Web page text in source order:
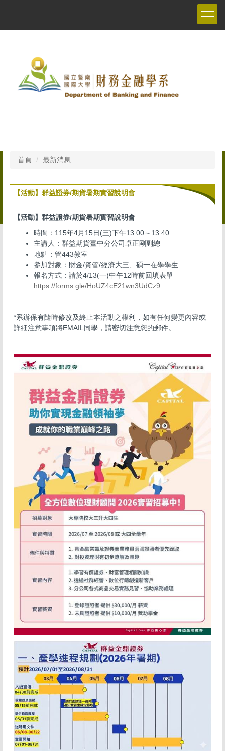
首頁 最新消息
【活動】群益證券/期貨暑期實習說明會
【活動】群益證券/期貨暑期實習說明會
時間：115年4月15日(三)下午13:00～13:40
主講人：群益期貨臺中分公司卓正剛副總
地點：管443教室
參加對象：財金/資管/經濟大三、碩一在學學生
報名方式：請於4/13(一)中午12時前回填表單
https://forms.gle/HoUZ4cE21wn3UdCz9
*系辦保有隨時修改及終止本活動之權利，如有任何變更內容或
詳細注意事項將EMAIL同學，請密切注意您的郵件。